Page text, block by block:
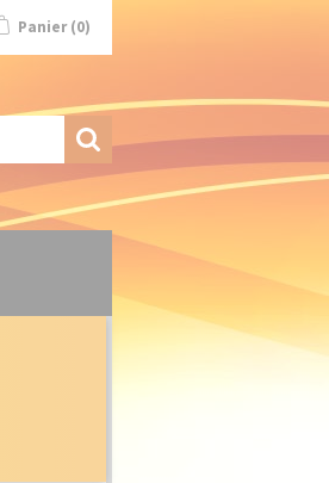
Panier (0)